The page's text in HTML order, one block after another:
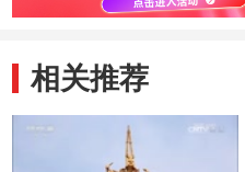
相关推荐